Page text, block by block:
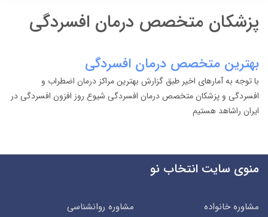
پزشکان متخصص درمان افسردگی
بهترین متخصص درمان افسردگی
با توجه به آمارهای اخیر طبق گزارش بهترین مراکز درمان اضطراب و
افسردگی و پزشکان متخصص درمان افسردگی شیوع روز افزون افسردگی در
ایران راشاهد هستیم
منوی سایت انتخاب نو
مشاوره خانواده
مشاوره روانشناسی